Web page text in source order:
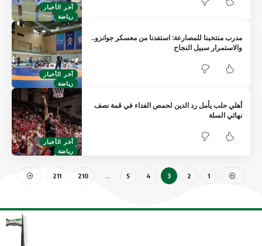
آخر الأخبار
رياضة
آخر الأخبار
رياضة
مدرب منتخبنا للمصارعة: استفدنا من معسكر جوانزو..
والاستمرار سبيل النجاح
آخر الأخبار
رياضة
أهلي حلب يأمل رد الدين لحمص الفداء في قمة نصف
نهائي السلة
1
2
3
4
5
210
211